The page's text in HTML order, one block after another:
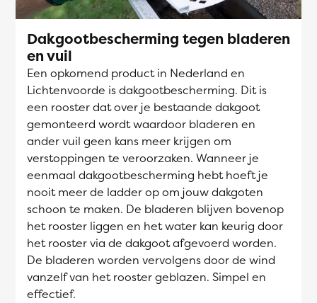
Dakgootbescherming tegen bladeren
en vuil
Een opkomend product in Nederland en
Lichtenvoorde is dakgootbescherming. Dit is
een rooster dat over je bestaande dakgoot
gemonteerd wordt waardoor bladeren en
ander vuil geen kans meer krijgen om
verstoppingen te veroorzaken. Wanneer je
eenmaal dakgootbescherming hebt hoeft je
nooit meer de ladder op om jouw dakgoten
schoon te maken. De bladeren blijven bovenop
het rooster liggen en het water kan keurig door
het rooster via de dakgoot afgevoerd worden.
De bladeren worden vervolgens door de wind
vanzelf van het rooster geblazen. Simpel en
effectief.